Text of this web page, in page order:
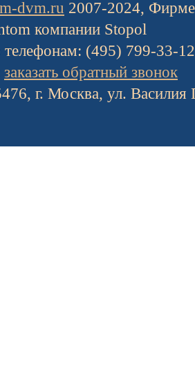
dvm.ru 2007-2024,
компании Stopol
телефонам: (495) 799-33-
заказать обратный звонок
г. Москва, ул. Василия